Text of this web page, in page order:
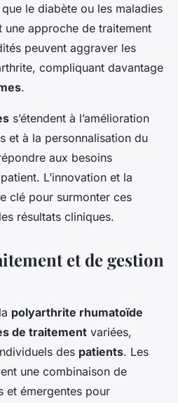
le diabète ou les maladies
une approche de traitement
peuvent aggraver les
compliquant davantage
.
s’étendent à l’amélioration
et à la personnalisation du
aux besoins
L’innovation et la
clé pour surmonter ces
résultats cliniques.
et de gestion
polyarthrite rhumatoïde
de traitement variées,
des patients. Les
une combinaison de
et émergentes pour